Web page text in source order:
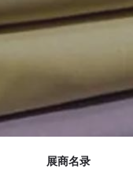
展商名录